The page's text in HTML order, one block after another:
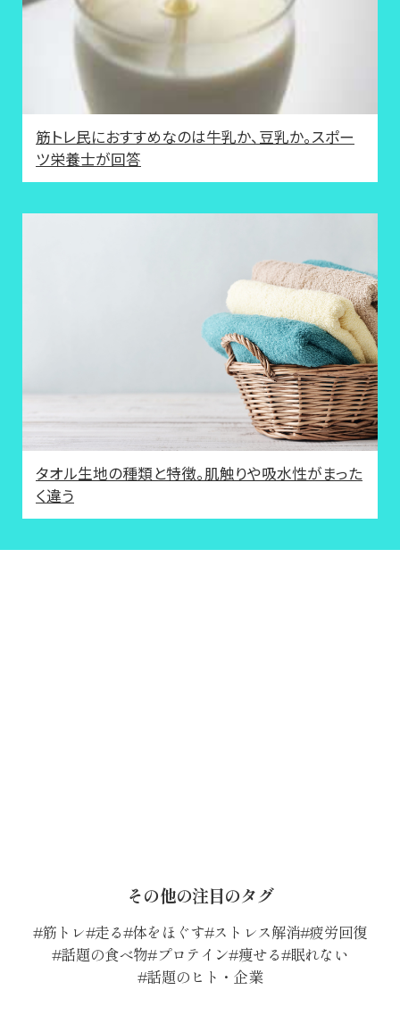
筋トレ民におすすめなのは牛乳か、豆乳か。スポー
ツ栄養士が回答
タオル生地の種類と特徴。肌触りや吸水性がまった
く違う
その他の注目のタグ
筋トレ 走る 体をほぐす ストレス解消 疲労回復
話題の食べ物 プロテイン 痩せる 眠れない
話題のヒト・企業